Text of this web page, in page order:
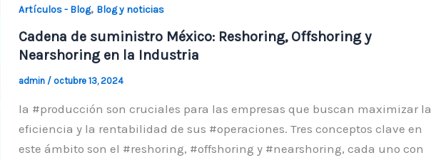
Artículos - Blog, Blog y noticias
Cadena de suministro México: Reshoring, Offshoring y
Nearshoring en la Industria
admin / octubre 13, 2024
la #producción son cruciales para las empresas que buscan maximizar la
eficiencia y la rentabilidad de sus #operaciones. Tres conceptos clave en
este ámbito son el #reshoring, #offshoring y #nearshoring, cada uno con